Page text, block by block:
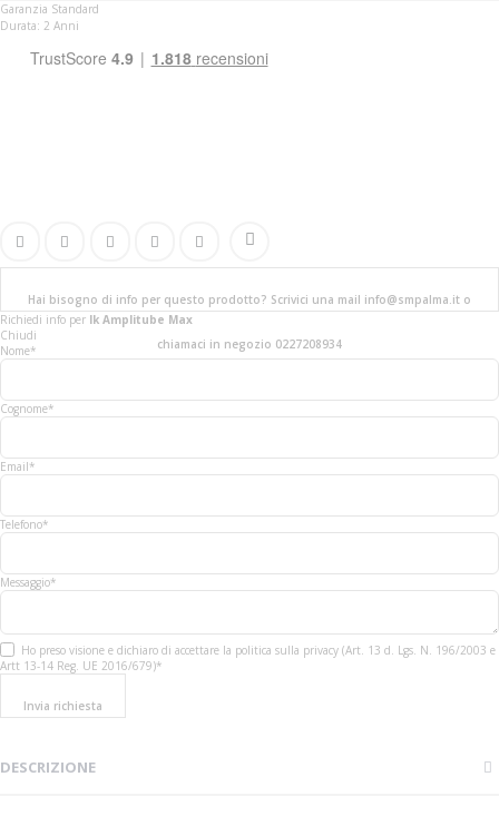
Garanzia Standard
Durata: 2 Anni
Hai bisogno di info per questo prodotto? Scrivici una mail info@smpalma.it o
chiamaci in negozio 0227208934
Richiedi info per Ik Amplitube Max
Chiudi
Nome*
Cognome*
Email*
Telefono*
Messaggio*
Ho preso visione e dichiaro di accettare la politica sulla privacy (Art. 13 d. Lgs. N. 196/2003 e
Artt 13-14 Reg. UE 2016/679)*
Invia richiesta
DESCRIZIONE